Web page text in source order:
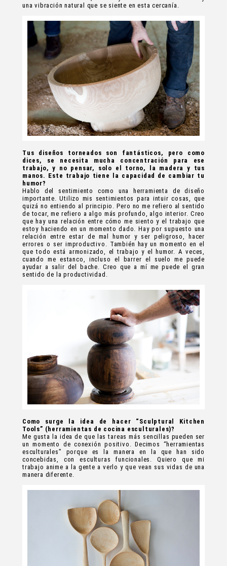
una vibración natural que se siente en esta cercanía.
Tus diseños torneados son fantásticos, pero como
dices, se necesita mucha concentración para ese
trabajo, y no pensar, solo el torno, la madera y tus
manos. Este trabajo tiene la capacidad de cambiar tu
humor?
Hablo del sentimiento como una herramienta de diseño
importante. Utilizo mis sentimientos para intuir cosas, que
quizá no entiendo al principio. Pero no me refiero al sentido
de tocar, me refiero a algo más profundo, algo interior. Creo
que hay una relación entre cómo me siento y el trabajo que
estoy haciendo en un momento dado. Hay por supuesto una
relación entre estar de mal humor y ser peligroso, hacer
errores o ser improductivo. También hay un momento en el
que todo está armonizado, el trabajo y el humor. A veces,
cuando me estanco, incluso el barrer el suelo me puede
ayudar a salir del bache. Creo que a mí me puede el gran
sentido de la productividad.
Como surge la idea de hacer “Sculptural Kitchen
Tools” (herramientas de cocina esculturales)?
Me gusta la idea de que las tareas más sencillas pueden ser
un momento de conexión positivo. Decimos “herramientas
esculturales” porque es la manera en la que han sido
concebidas, con esculturas funcionales. Quiero que mi
trabajo anime a la gente a verlo y que vean sus vidas de una
manera diferente.